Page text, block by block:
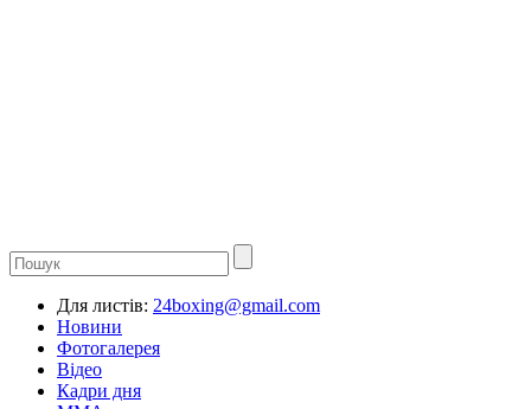
Для листів: 24boxing@gmail.com
Новини
Фотогалерея
Відео
Кадри дня